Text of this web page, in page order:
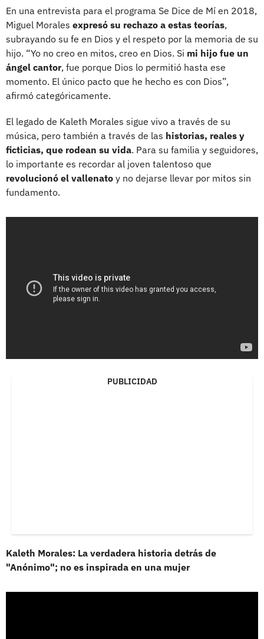
En una entrevista para el programa Se Dice de Mí en 2018,
Miguel Morales expresó su rechazo a estas teorías,
subrayando su fe en Dios y el respeto por la memoria de su
hijo. “Yo no creo en mitos, creo en Dios. Si mi hijo fue un
ángel cantor, fue porque Dios lo permitió hasta ese
momento. El único pacto que he hecho es con Dios”,
afirmó categóricamente.
El legado de Kaleth Morales sigue vivo a través de su
música, pero también a través de las historias, reales y
ficticias, que rodean su vida. Para su familia y seguidores,
lo importante es recordar al joven talentoso que
revolucionó el vallenato y no dejarse llevar por mitos sin
fundamento.
PUBLICIDAD
Kaleth Morales: La verdadera historia detrás de
"Anónimo"; no es inspirada en una mujer